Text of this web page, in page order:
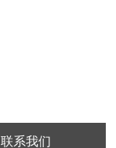
联系我们